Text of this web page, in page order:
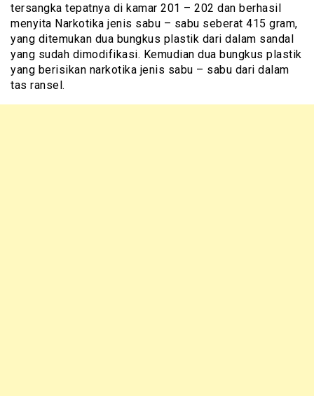
tersangka tepatnya di kamar 201 – 202 dan berhasil
menyita Narkotika jenis sabu – sabu seberat 415 gram,
yang ditemukan dua bungkus plastik dari dalam sandal
yang sudah dimodifikasi. Kemudian dua bungkus plastik
yang berisikan narkotika jenis sabu – sabu dari dalam
tas ransel.